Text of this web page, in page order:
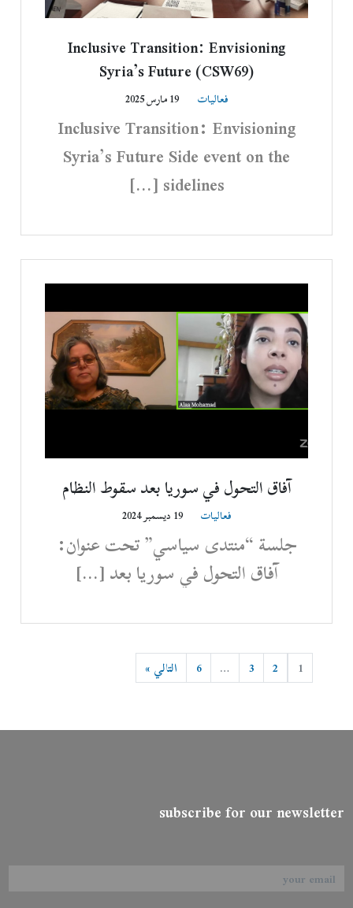
Inclusive Transition: Envisioning
Syria’s Future (CSW69)
فعاليات 19 مارس 2025
Inclusive Transition: Envisioning
Syria’s Future Side event on the
sidelines […]
آفاق التحول في سوريا بعد سقوط النظام
فعاليات 19 ديسمبر 2024
جلسة “منتدى سياسي” تحت عنوان:
آفاق التحول في سوريا بعد […]
التالي »
subscribe for our newsletter